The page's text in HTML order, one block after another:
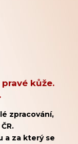
kůže.
zpracování,
a za který se